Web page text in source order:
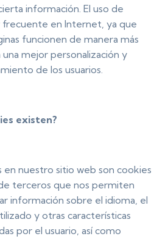
información. El uso de
frecuente en Internet, ya que
funcionen de manera más
mejor personalización y
de los usuarios.
existen?
en nuestro sitio web son cookies
terceros que nos permiten
información sobre el idioma, el
y otras características
por el usuario, así como